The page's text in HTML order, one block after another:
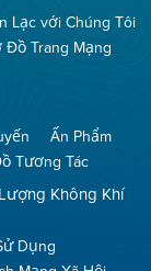
Lạc với Chúng Tôi
Đồ Trang Mạng
Ấn Phẩm
Tương Tác
Không Khí
Dụng